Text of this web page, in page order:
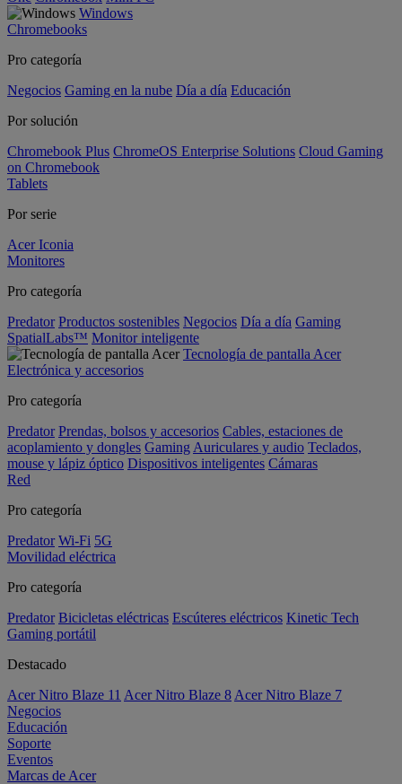
Windows
Chromebooks
Pro categoría
Negocios Gaming en la nube Día a día Educación
Por solución
Chromebook Plus ChromeOS Enterprise Solutions Cloud Gaming
on Chromebook
Tablets
Por serie
Acer Iconia
Monitores
Pro categoría
Predator Productos sostenibles Negocios Día a día Gaming
SpatialLabs™ Monitor inteligente
Tecnología de pantalla Acer
Electrónica y accesorios
Pro categoría
Predator Prendas, bolsos y accesorios Cables, estaciones de
acoplamiento y dongles Gaming Auriculares y audio Teclados,
mouse y lápiz óptico Dispositivos inteligentes Cámaras
Red
Pro categoría
Predator Wi-Fi 5G
Movilidad eléctrica
Pro categoría
Predator Bicicletas eléctricas Escúteres eléctricos Kinetic Tech
Gaming portátil
Destacado
Acer Nitro Blaze 11 Acer Nitro Blaze 8 Acer Nitro Blaze 7
Negocios
Educación
Soporte
Eventos
Marcas de Acer